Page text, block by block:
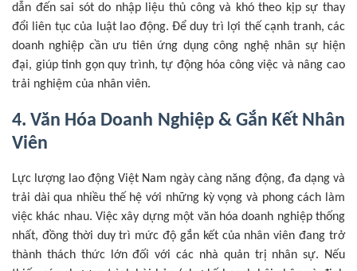
dẫn đến sai sót do nhập liệu thủ công và khó theo kịp sự thay
đổi liên tục của luật lao động. Để duy trì lợi thế cạnh tranh, các
doanh nghiệp cần ưu tiên ứng dụng công nghệ nhân sự hiện
đại, giúp tinh gọn quy trình, tự động hóa công việc và nâng cao
trải nghiệm của nhân viên.
4. Văn Hóa Doanh Nghiệp & Gắn Kết Nhân
Viên
Lực lượng lao động Việt Nam ngày càng năng động, đa dạng và
trải dài qua nhiều thế hệ với những kỳ vọng và phong cách làm
việc khác nhau. Việc xây dựng một văn hóa doanh nghiệp thống
nhất, đồng thời duy trì mức độ gắn kết của nhân viên đang trở
thành thách thức lớn đối với các nhà quản trị nhân sự. Nếu